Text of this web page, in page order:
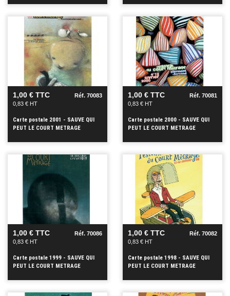
VOIR
+
1,00 € TTC
0,83 € HT
Réf. 70083
Carte postale 2001 - SAUVE QUI
PEUT LE COURT METRAGE
VOIR
+
1,00 € TTC
0,83 € HT
Réf. 70081
Carte postale 2000 - SAUVE QUI
PEUT LE COURT METRAGE
VOIR
+
1,00 € TTC
0,83 € HT
Réf. 70086
Carte postale 1999 - SAUVE QUI
PEUT LE COURT METRAGE
VOIR
+
1,00 € TTC
0,83 € HT
Réf. 70082
Carte postale 1998 - SAUVE QUI
PEUT LE COURT METRAGE